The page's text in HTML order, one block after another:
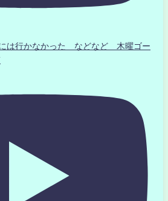
は行かなかった などなど 木曜ゴー